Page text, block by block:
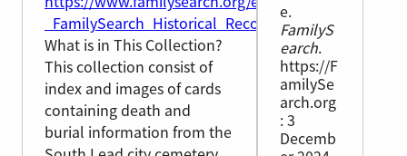
_FamilySearch_Historical_Records
What is in This Collection?
This collection consist of
index and images of cards
containing death and
burial information from the
e.
FamilyS
earch.
https://F
amilySe
arch.org
: 3
Decemb